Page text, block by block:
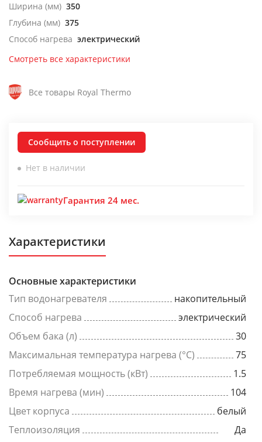
Ширина (мм) 350
Глубина (мм) 375
Способ нагрева электрический
Смотреть все характеристики
Все товары Royal Thermo
Сообщить о поступлении
Нет в наличии
Гарантия 24 мес.
Характеристики
Основные характеристики
Тип водонагревателя
накопительный
Способ нагрева
электрический
Объем бака (л)
30
Максимальная температура нагрева (°C)
75
Потребляемая мощность (кВт)
1.5
Время нагрева (мин)
104
Цвет корпуса
белый
Теплоизоляция
Да